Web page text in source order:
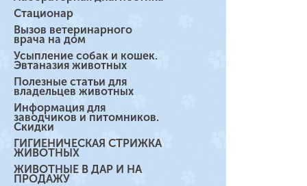
Стационар
Вызов ветеринарного
врача на дом
Усыпление собак и кошек.
Эвтаназия животных
Полезные статьи для
владельцев животных
Информация для
заводчиков и питомников.
Скидки
ГИГИЕНИЧЕСКАЯ СТРИЖКА
ЖИВОТНЫХ
ЖИВОТНЫЕ В ДАР И НА
ПРОДАЖУ